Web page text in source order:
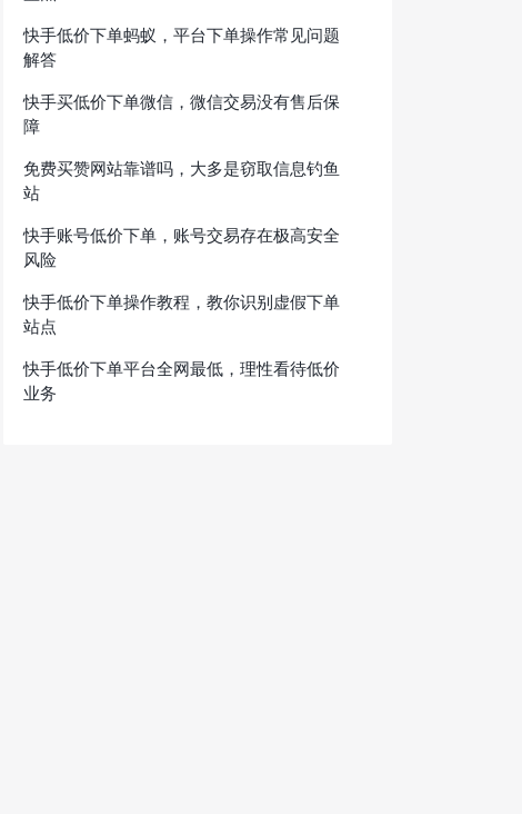
快手低价下单蚂蚁，平台下单操作常见问题
解答
快手买低价下单微信，微信交易没有售后保
障
免费买赞网站靠谱吗，大多是窃取信息钓鱼
站
快手账号低价下单，账号交易存在极高安全
风险
快手低价下单操作教程，教你识别虚假下单
站点
快手低价下单平台全网最低，理性看待低价
业务